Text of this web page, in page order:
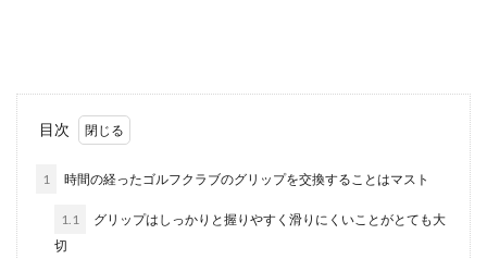
初心者女子がゴルフ場でコースデビュ
ゴルフ場のコースデビューをする時に、初心者女
服装と言う方...
目次
1 時間の経ったゴルフクラブのグリップを交換することはマスト
1.1
グリップはしっかりと握りやすく滑りにくいことがとても大
切